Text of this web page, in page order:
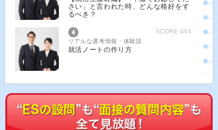
さい」と言われた時、どんな格好をす
るべき？
SCORE:404
リアルな選考情報・体験談
就活ノートの作り方